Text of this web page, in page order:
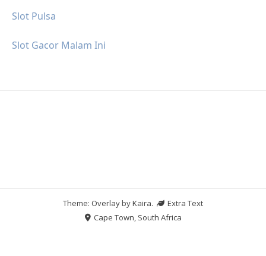
Slot Pulsa
Slot Gacor Malam Ini
Theme: Overlay byKaira.
Extra Text
Cape Town, South Africa